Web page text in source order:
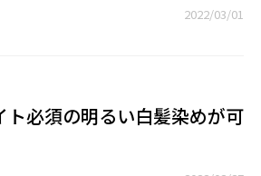
2022/03/01
必須の明るい白髪染めが可